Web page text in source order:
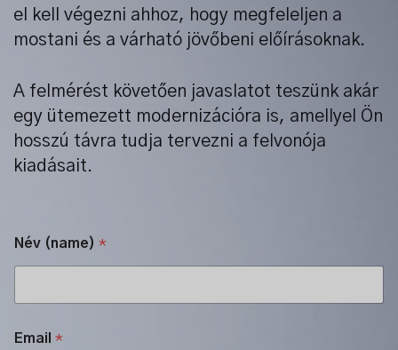
el kell végezni ahhoz, hogy megfeleljen a
mostani és a várható jövőbeni előírásoknak.
A felmérést követően javaslatot teszünk akár
egy ütemezett modernizációra is, amellyel Ön
hosszú távra tudja tervezni a felvonója
kiadásait.
Név (name) *
Email *